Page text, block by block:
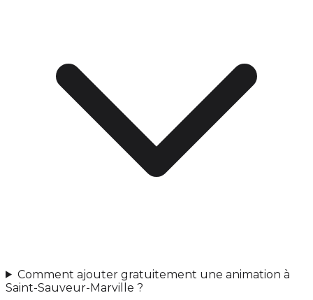
Comment ajouter gratuitement une animation à
Saint-Sauveur-Marville ?